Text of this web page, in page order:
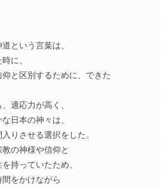
道という言葉は、
に、
と区別するために、できた
適応力が高く、
日本の神々は、
りさせる選択をした。
の神様や信仰と
持っていたため、
をかけながら